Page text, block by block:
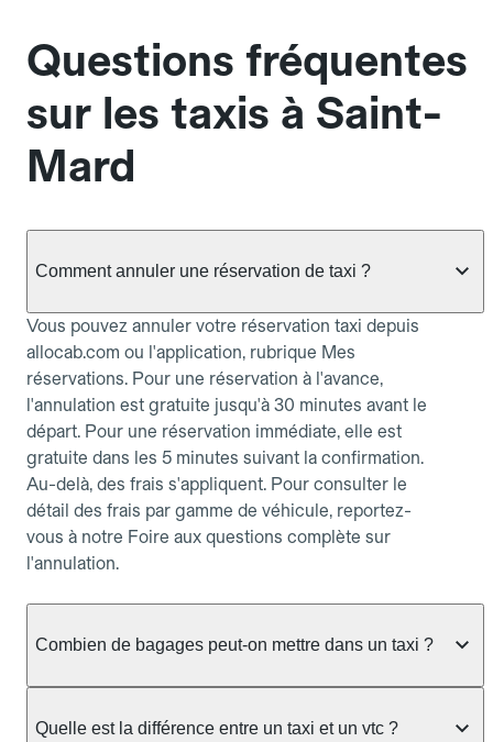
Questions fréquentes
sur les taxis à Saint-
Mard
Comment annuler une réservation de taxi ?
Vous pouvez annuler votre réservation taxi depuis
allocab.com ou l'application, rubrique Mes
réservations. Pour une réservation à l'avance,
l'annulation est gratuite jusqu'à 30 minutes avant le
départ. Pour une réservation immédiate, elle est
gratuite dans les 5 minutes suivant la confirmation.
Au-delà, des frais s'appliquent. Pour consulter le
détail des frais par gamme de véhicule, reportez-
vous à notre Foire aux questions complète sur
l'annulation.
Combien de bagages peut-on mettre dans un taxi ?
taxi berline accueille en général jusqu'à 3 bagages
Quelle est la différence entre un taxi et un vtc ?